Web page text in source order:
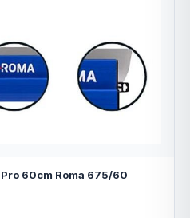
60cm Roma 675/60